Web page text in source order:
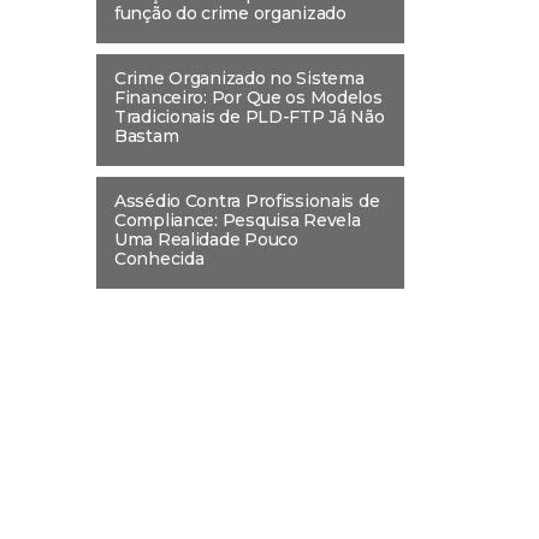
função do crime organizado
Crime Organizado no Sistema
Financeiro: Por Que os Modelos
Tradicionais de PLD-FTP Já Não
Bastam
Assédio Contra Profissionais de
Compliance: Pesquisa Revela
Uma Realidade Pouco
Conhecida